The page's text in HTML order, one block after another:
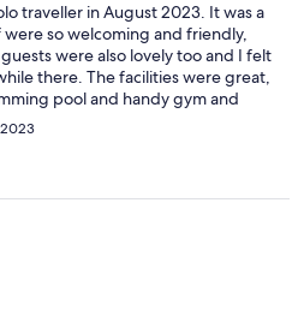
traveller in August 2023. It was a
so welcoming and friendly,
were also lovely too and I felt
there. The facilities were great,
pool and handy gym and
Casas Heddy to anyone.